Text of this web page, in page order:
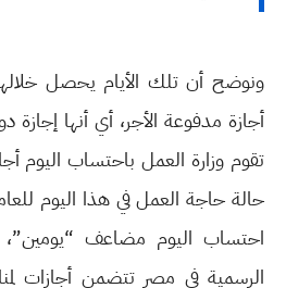
ونوضح أن تلك الأيام يحصل
أجازة مدفوعة الأجر، أي أنها
تقوم وزارة العمل باحتساب اليوم
حالة حاجة العمل في هذا اليوم
احتساب اليوم مضاعف “يومين”،
الرسمية في مصر تتضمن أجازات